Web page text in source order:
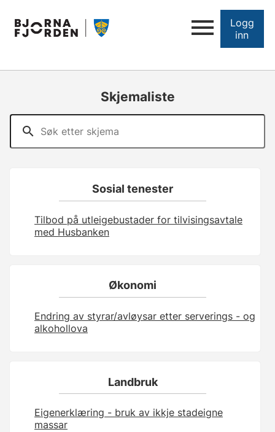
Logg
inn
Skjemaliste
Sosial tenester
Tilbod på utleigebustader for tilvisingsavtale
med Husbanken
Økonomi
Endring av styrar/avløysar etter serverings - og
alkohollova
Landbruk
Eigenerklæring - bruk av ikkje stadeigne
massar